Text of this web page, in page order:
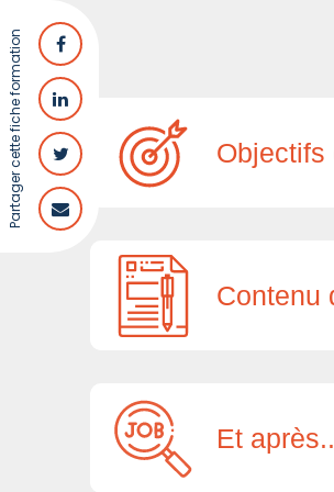
Partager cette fiche formation Objectifs
Contenu
Et